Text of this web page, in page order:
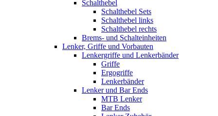
Schalthebel
Schalthebel Sets
Schalthebel links
Schalthebel rechts
Brems- und Schalteinheiten
Lenker, Griffe und Vorbauten
Lenkergriffe und Lenkerbänder
Griffe
Ergogriffe
Lenkerbänder
Lenker und Bar Ends
MTB Lenker
Bar Ends